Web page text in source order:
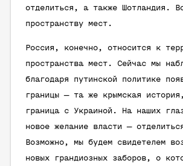
отделиться, а также Шотландия.
пространству мест.
Россия, конечно, относится к
пространства мест. Сейчас мы
благодаря путинской политике
границы — та же крымская
граница с Украиной. На наших
новое желание власти —
Возможно, мы будем свидетелем
новых грандиозных заборов, о